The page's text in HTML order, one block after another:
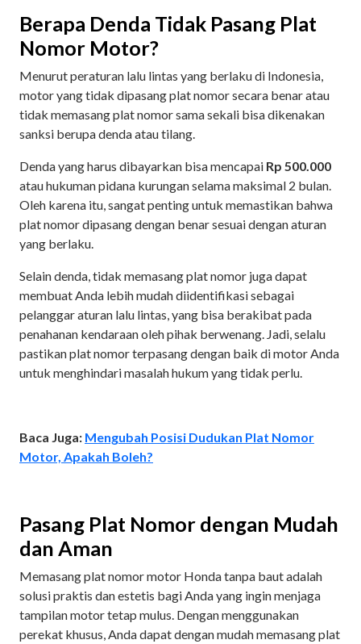
Berapa Denda Tidak Pasang Plat
Nomor Motor?
Menurut peraturan lalu lintas yang berlaku di Indonesia,
motor yang tidak dipasang plat nomor secara benar atau
tidak memasang plat nomor sama sekali bisa dikenakan
sanksi berupa denda atau tilang.
Denda yang harus dibayarkan bisa mencapai Rp 500.000
atau hukuman pidana kurungan selama maksimal 2 bulan.
Oleh karena itu, sangat penting untuk memastikan bahwa
plat nomor dipasang dengan benar sesuai dengan aturan
yang berlaku.
Selain denda, tidak memasang plat nomor juga dapat
membuat Anda lebih mudah diidentifikasi sebagai
pelanggar aturan lalu lintas, yang bisa berakibat pada
penahanan kendaraan oleh pihak berwenang. Jadi, selalu
pastikan plat nomor terpasang dengan baik di motor Anda
untuk menghindari masalah hukum yang tidak perlu.
Baca Juga: Mengubah Posisi Dudukan Plat Nomor
Motor, Apakah Boleh?
Pasang Plat Nomor dengan Mudah
dan Aman
Memasang plat nomor motor Honda tanpa baut adalah
solusi praktis dan estetis bagi Anda yang ingin menjaga
tampilan motor tetap mulus. Dengan menggunakan
perekat khusus, Anda dapat dengan mudah memasang plat